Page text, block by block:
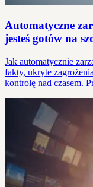
Automatyczne
jesteś gotów na
Jak automatycznie
fakty, ukryte
kontrolę nad czasem.